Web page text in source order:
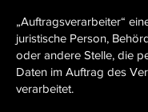
„Auftragsverarbeiter“
juristische Person,
oder andere Stelle, die
Daten im Auftrag des
verarbeitet.